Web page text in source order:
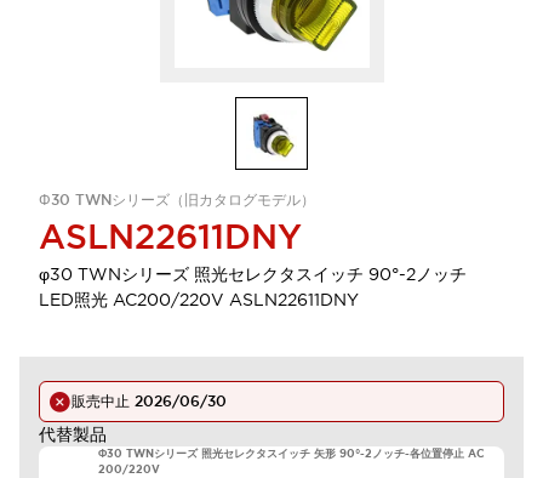
Φ30 TWNシリーズ（旧カタログモデル）
ASLN22611DNY
φ30 TWNシリーズ 照光セレクタスイッチ 90°-2ノッチ
LED照光 AC200/220V ASLN22611DNY
販売中止 2026/06/30
代替製品
Φ30 TWNシリーズ 照光セレクタスイッチ 矢形 90°-2ノッチ-各位置停止 AC
200/220V